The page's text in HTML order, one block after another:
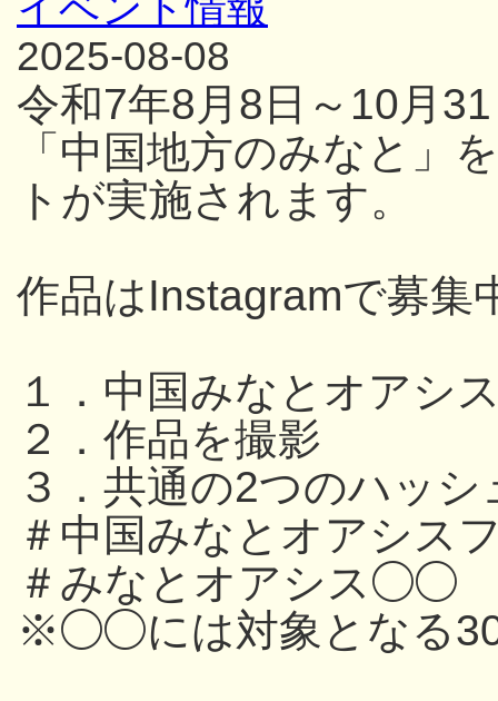
2025-08-08
令和7年8月8日～10月
「中国地方のみなと」
トが実施されます。
作品はInstagramで募集
１．中国みなとオアシ
２．作品を撮影
３．共通の2つのハッ
＃中国みなとオアシス
＃みなとオアシス◯◯
※◯◯には対象となる30